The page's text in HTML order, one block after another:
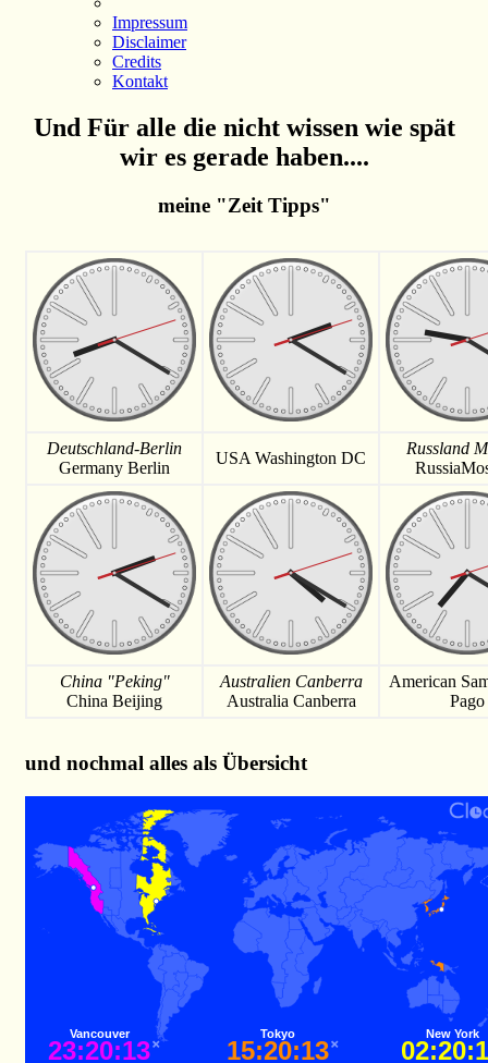
Impressum
Disclaimer
Credits
Kontakt
Und Für alle die nicht wissen wie spät
wir es gerade haben....
meine "Zeit Tipps"
Deutschland-Berlin
Germany Berlin
USA Washington DC
Russland
China "Peking"
China Beijing
Australien Canberra
Australia Canberra
American
Pago
und nochmal alles als Übersicht